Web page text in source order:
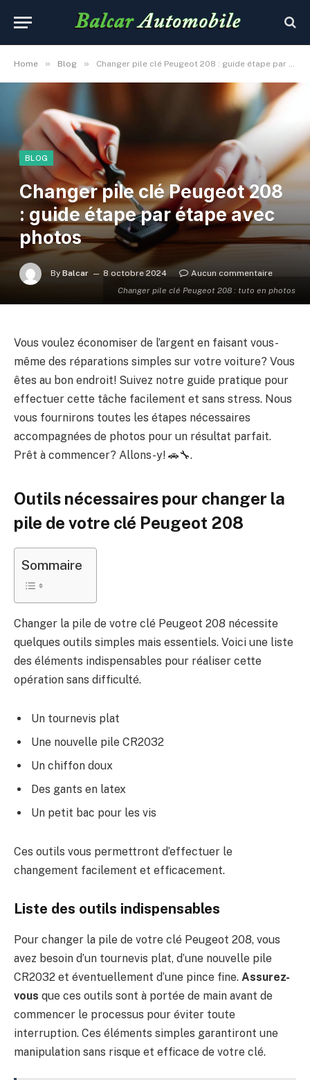
Home » Blog » Changer pile clé Peugeot 208 : guide étape par étape avec photos
Changer pile clé Peugeot 208 : tuto en photos
BLOG
Changer pile clé Peugeot 208
: guide étape par étape avec
photos
By Balcar 8 octobre 2024 Aucun commentaire
Vous voulez économiser de l’argent en faisant vous-
même des réparations simples sur votre voiture? Vous
êtes au bon endroit! Suivez notre guide pratique pour
effectuer cette tâche facilement et sans stress. Nous
vous fournirons toutes les étapes nécessaires
accompagnées de photos pour un résultat parfait.
Prêt à commencer? Allons-y! 🚗🔧.
Outils nécessaires pour changer la
pile de votre clé Peugeot 208
Sommaire
Changer la pile de votre clé Peugeot 208 nécessite
quelques outils simples mais essentiels. Voici une liste
des éléments indispensables pour réaliser cette
opération sans difficulté.
Un tournevis plat
Une nouvelle pile CR2032
Un chiffon doux
Des gants en latex
Un petit bac pour les vis
Ces outils vous permettront d’effectuer le
changement facilement et efficacement.
Liste des outils indispensables
Pour changer la pile de votre clé Peugeot 208, vous
avez besoin d’un tournevis plat, d’une nouvelle pile
CR2032 et éventuellement d’une pince fine. Assurez-
vous que ces outils sont à portée de main avant de
commencer le processus pour éviter toute
interruption. Ces éléments simples garantiront une
manipulation sans risque et efficace de votre clé.